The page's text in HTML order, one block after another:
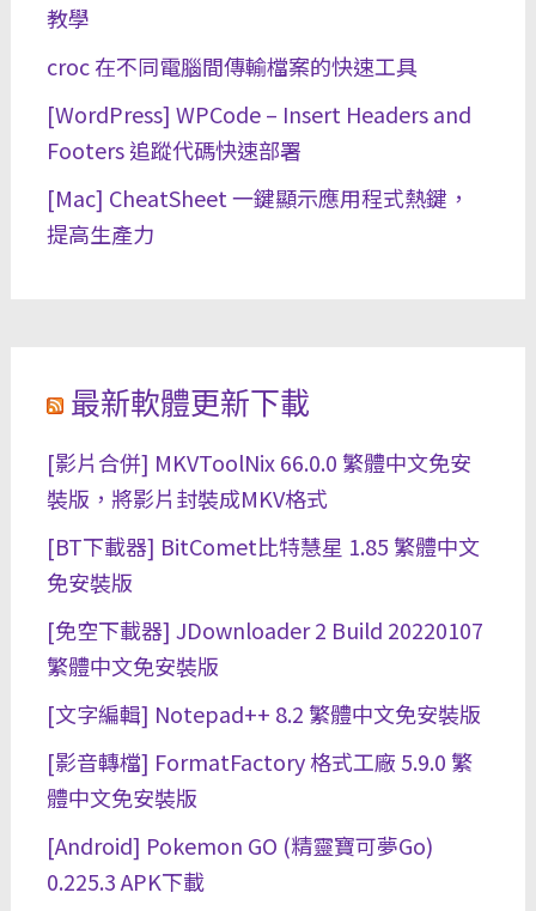
教學
croc 在不同電腦間傳輸檔案的快速工具
[WordPress] WPCode – Insert Headers and
Footers 追蹤代碼快速部署
[Mac] CheatSheet 一鍵顯示應用程式熱鍵，
提高生產力
最新軟體更新下載
[影片合併] MKVToolNix 66.0.0 繁體中文免安
裝版，將影片封裝成MKV格式
[BT下載器] BitComet比特慧星 1.85 繁體中文
免安裝版
[免空下載器] JDownloader 2 Build 20220107
繁體中文免安裝版
[文字編輯] Notepad++ 8.2 繁體中文免安裝版
[影音轉檔] FormatFactory 格式工廠 5.9.0 繁
體中文免安裝版
[Android] Pokemon GO (精靈寶可夢Go)
0.225.3 APK下載